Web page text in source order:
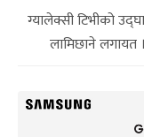
ग्यालेक्सी टिभीको
लामिछाने लगायत